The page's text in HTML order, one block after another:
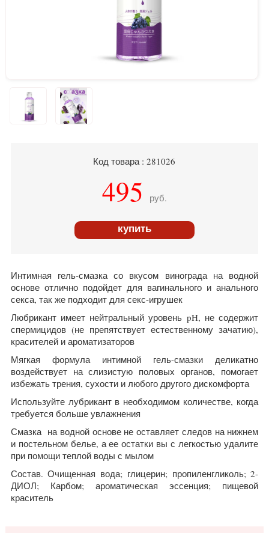
Код товара : 281026
495 руб.
купить
Интимная гель-смазка со вкусом винограда на водной
основе отлично подойдет для вагинального и анального
секса, так же подходит для секс-игрушек
Любрикант имеет нейтральный уровень pH, не содержит
спермицидов (не препятствует естественному зачатию),
красителей и ароматизаторов
Мягкая формула интимной гель-смазки деликатно
воздействует на слизистую половых органов, помогает
избежать трения, сухости и любого другого дискомфорта
Используйте лубрикант в необходимом количестве, когда
требуется больше увлажнения
Смазка на водной основе не оставляет следов на нижнем
и постельном белье, а ее остатки вы с легкостью удалите
при помощи теплой воды с мылом
Состав. Очищенная вода; глицерин; пропиленгликоль; 2-
ДИОЛ; Карбом; ароматическая эссенция; пищевой
краситель